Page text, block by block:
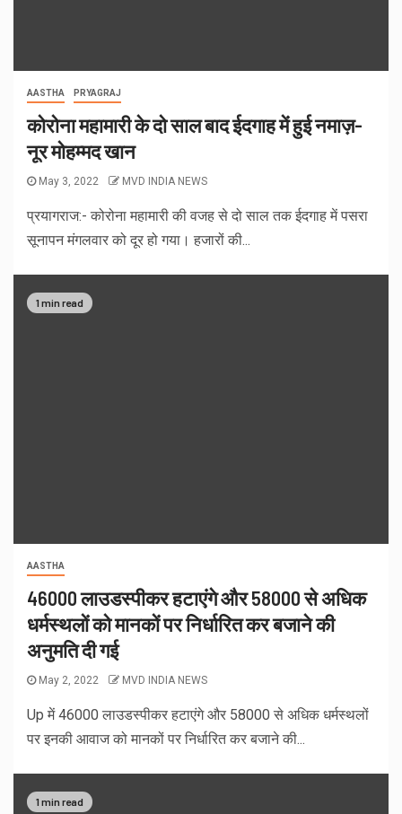
AASTHA PRYAGRAJ
कोरोना महामारी के दो साल बाद ईदगाह में हुई नमाज़-
नूर मोहम्मद खान
May 3, 2022 MVD INDIA NEWS
प्रयागराज:- कोरोना महामारी की वजह से दो साल तक ईदगाह में पसरा
सूनापन मंगलवार को दूर हो गया। हजारों की...
1 min read
AASTHA
46000 लाउडस्पीकर हटाएंगे और 58000 से अधिक
धर्मस्थलों को मानकों पर निर्धारित कर बजाने की
अनुमति दी गई
May 2, 2022 MVD INDIA NEWS
Up में 46000 लाउडस्पीकर हटाएंगे और 58000 से अधिक धर्मस्थलों
पर इनकी आवाज को मानकों पर निर्धारित कर बजाने की...
1 min read